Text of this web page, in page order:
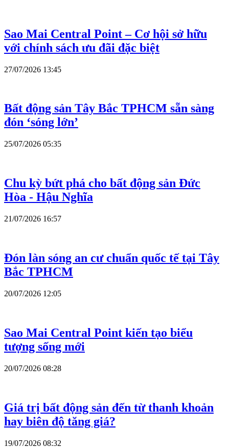
Sao Mai Central Point – Cơ hội sở hữu
với chính sách ưu đãi đặc biệt
27/07/2026 13:45
Bất động sản Tây Bắc TPHCM sẵn sàng
đón ‘sóng lớn’
25/07/2026 05:35
Chu kỳ bứt phá cho bất động sản Đức
Hòa - Hậu Nghĩa
21/07/2026 16:57
Đón làn sóng an cư chuẩn quốc tế tại Tây
Bắc TPHCM
20/07/2026 12:05
Sao Mai Central Point kiến tạo biểu
tượng sống mới
20/07/2026 08:28
Giá trị bất động sản đến từ thanh khoản
hay biên độ tăng giá?
19/07/2026 08:32